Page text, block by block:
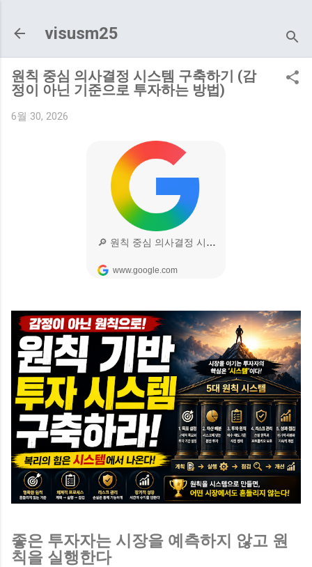
visusm25
원칙 중심 의사결정 시스템 구축하기 (감
정이 아닌 기준으로 투자하는 방법)
6월 30, 2026
좋은 투자자는 시장을 예측하지 않고 원
칙을 실행한다